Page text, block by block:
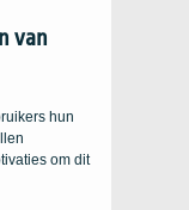
van
hun
om dit